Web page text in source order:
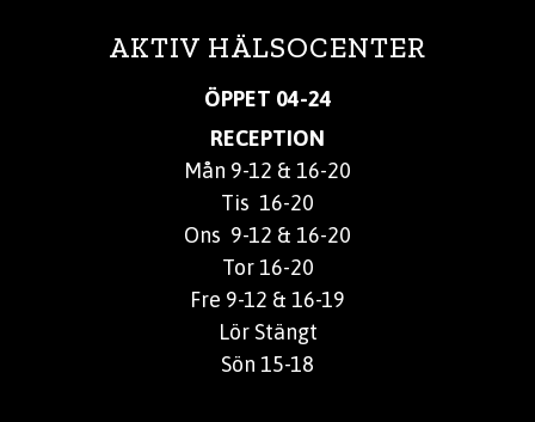
AKTIV HÄLSOCENTER
ÖPPET 04-24
RECEPTION
Mån 9-12 & 16-20
Tis 16-20
Ons 9-12 & 16-20
Tor 16-20
Fre 9-12 & 16-19
Lör Stängt
Sön 15-18